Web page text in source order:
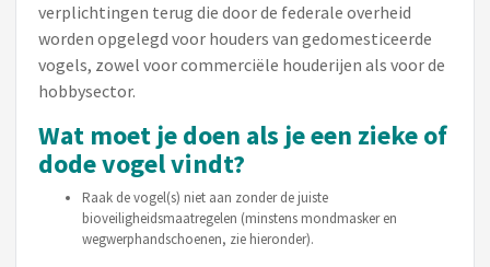
verplichtingen terug die door de federale overheid
worden opgelegd voor houders van gedomesticeerde
vogels, zowel voor commerciële houderijen als voor de
hobbysector.
Wat moet je doen als je een zieke of
dode vogel vindt?
Raak de vogel(s) niet aan zonder de juiste
bioveiligheidsmaatregelen (minstens mondmasker en
wegwerphandschoenen, zie hieronder).